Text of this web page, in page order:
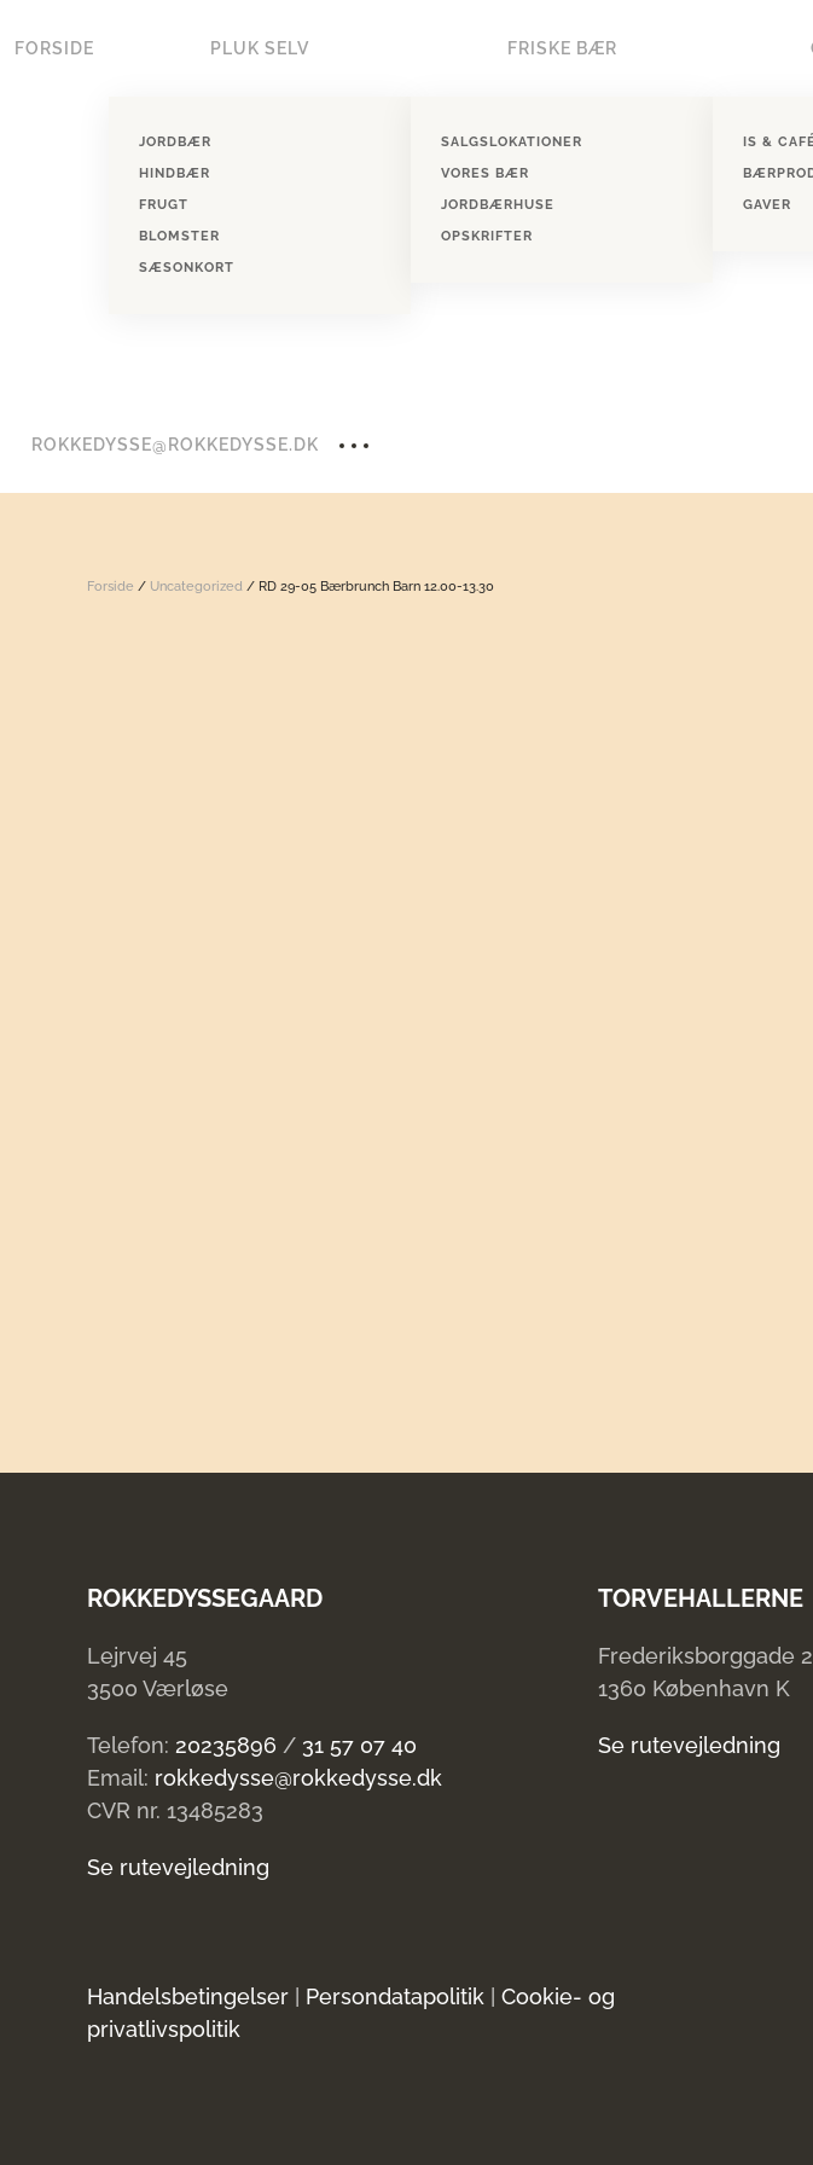
Skip to main content
FORSIDE PLUK SELV
JORDBÆR
HINDBÆR
FRUGT
BLOMSTER
SÆSONKORT
FRISKE BÆR
SALGSLOKATIONER
VORES BÆR
JORDBÆRHUSE
OPSKRIFTER
IS &
GAVER
ROKKEDYSSE@ROKKEDYSSE.DK
Forside / Uncategorized / RD 29-05 Bærbrunch Barn 12.00-13.30
ROKKEDYSSEGAARD
Lejrvej 45
3500 Værløse
Telefon: 20235896 / 31 57 07 40
Email: rokkedysse@rokkedysse.dk
CVR nr. 13485283
Se rutevejledning
TORVEHALLERNE
Frederiksborggade
1360 København K
Se rutevejledning
Handelsbetingelser Persondatapolitik
Cookie- og
privatlivspolitik